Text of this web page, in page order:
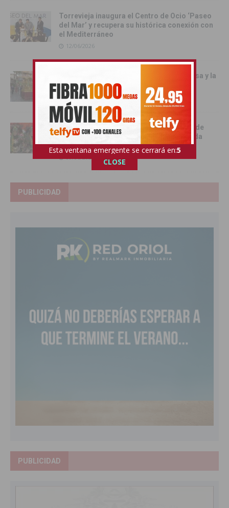
Torrevieja inaugura el Centro de Ocio ‘Paseo
del Mar’ y recupera su histórica conexión con
el Mediterráneo
12/06/2026
Pilar de la Horadada celebró la Santa Misa y la
Procesión del Corpus Christi 2026
11/06/2026
Benejúzar se vuelca con la gran Entrada de
Moros y Cristianos en una intensa jornada
festiva
PUBLICIDAD
PUBLICIDAD
Esta ventana emergente se cerrará en:4
CLOSE